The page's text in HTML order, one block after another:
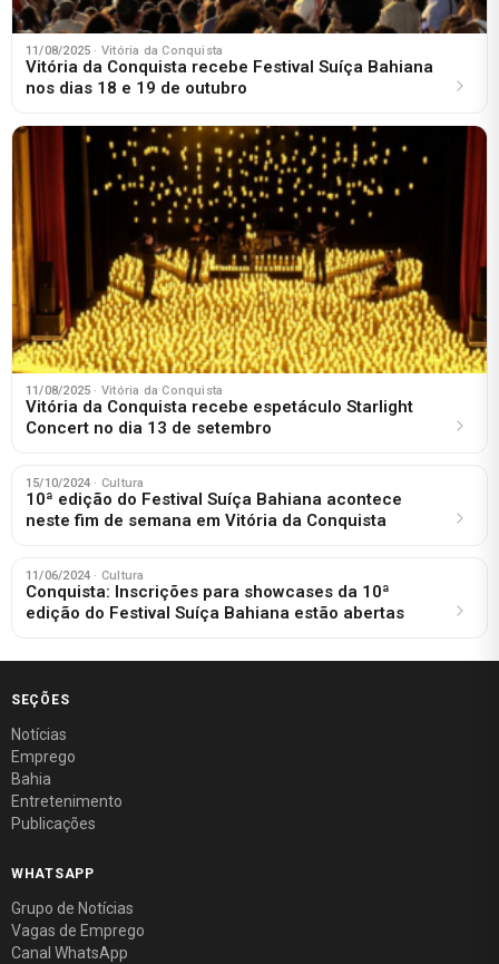
11/08/2025 · Vitória da Conquista
Vitória da Conquista recebe Festival Suíça Bahiana
nos dias 18 e 19 de outubro
11/08/2025 · Vitória da Conquista
Vitória da Conquista recebe espetáculo Starlight
Concert no dia 13 de setembro
15/10/2024 · Cultura
10ª edição do Festival Suíça Bahiana acontece
neste fim de semana em Vitória da Conquista
11/06/2024 · Cultura
Conquista: Inscrições para showcases da 10ª
edição do Festival Suíça Bahiana estão abertas
SEÇÕES
Notícias
Emprego
Bahia
Entretenimento
Publicações
WHATSAPP
Grupo de Notícias
Vagas de Emprego
Canal WhatsApp